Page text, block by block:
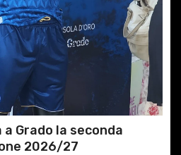
a Grado la seconda
2026/27